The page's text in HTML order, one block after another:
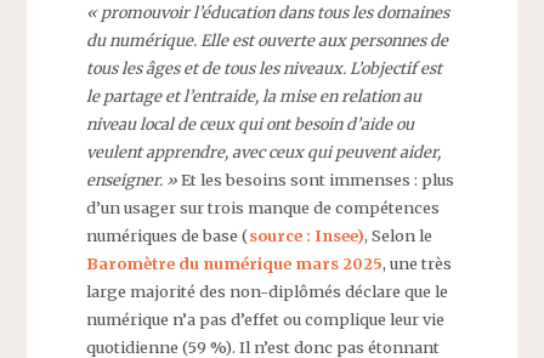
« promouvoir l’éducation dans tous les domaines
du numérique. Elle est ouverte aux personnes de
tous les âges et de tous les niveaux. L’objectif est
le partage et l’entraide, la mise en relation au
niveau local de ceux qui ont besoin d’aide ou
veulent apprendre, avec ceux qui peuvent aider,
enseigner. »Et les besoins sont immenses : plus
d’un usager sur trois manque de compétences
numériques de base (source : Insee), Selon le
Baromètre du numérique mars 2025, une très
large majorité des non-diplômés déclare que le
numérique n’a pas d’effet ou complique leur vie
quotidienne (59 %). Il n’est donc pas étonnant